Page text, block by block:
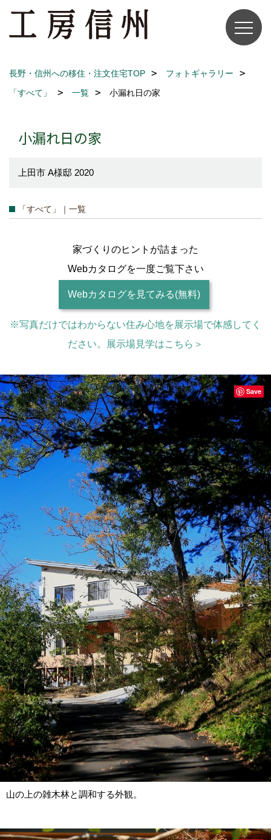
長野・信州への移住・注文住宅TOP
フォトギャラリー
「すべて」
一覧 小漏れ日の家
小漏れ日の家
上田市 A様邸 2020
「すべて」｜一覧
家づくりのヒントが詰まった
Webカタログを一度ご覧下さい
Webカタログを見てみる(無料)
※写真だけではわからない住み心地を展示場で体感してく
ださい。展示場見学はこちら＞
山の上の雑木林と調和する外観。
Save